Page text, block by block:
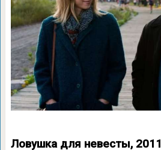
Ловушка для невесты, 2011